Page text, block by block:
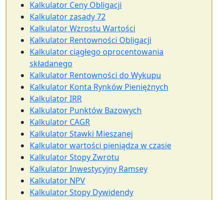
Kalkulator Ceny Obligacji
Kalkulator zasady 72
Kalkulator Wzrostu Wartości
Kalkulator Rentowności Obligacji
Kalkulator ciągłego oprocentowania
składanego
Kalkulator Rentowności do Wykupu
Kalkulator Konta Rynków Pieniężnych
Kalkulator IRR
Kalkulator Punktów Bazowych
Kalkulator CAGR
Kalkulator Stawki Mieszanej
Kalkulator wartości pieniądza w czasie
Kalkulator Stopy Zwrotu
Kalkulator Inwestycyjny Ramsey
Kalkulator NPV
Kalkulator Stopy Dywidendy